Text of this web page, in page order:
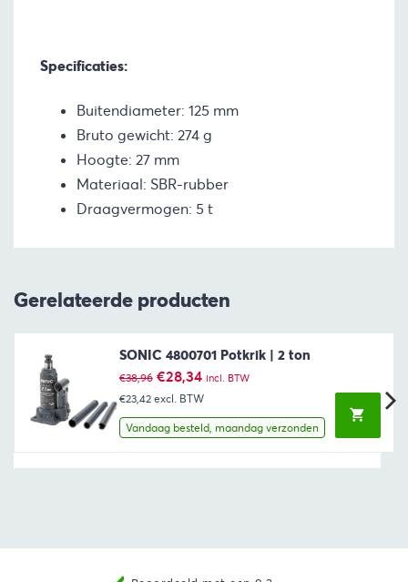
Specificaties:
Buitendiameter: 125 mm
Bruto gewicht: 274 g
Hoogte: 27 mm
Materiaal: SBR-rubber
Draagvermogen: 5 t
Gerelateerde producten
SONIC 4800701 Potkrik | 2 ton
€38,96 Oorspronkelijke
prijs
was:
€38,96.
€28,34Huidige
prijs
is:
€28,34.
incl. BTW
€23,42 excl. BTW
Vandaag besteld, maandag verzonden